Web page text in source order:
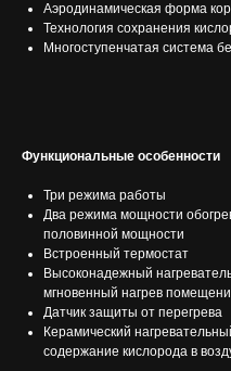
Аэродинамическая форма
Технология сохранения
Многоступенчатая система
Функциональные особенности
Три режима работы
Два режима мощности
половинной мощности
Встроенный термостат
Высоконадежный
мгновенный нагрев
Датчик защиты от перегрева
Керамический
содержание кислорода в